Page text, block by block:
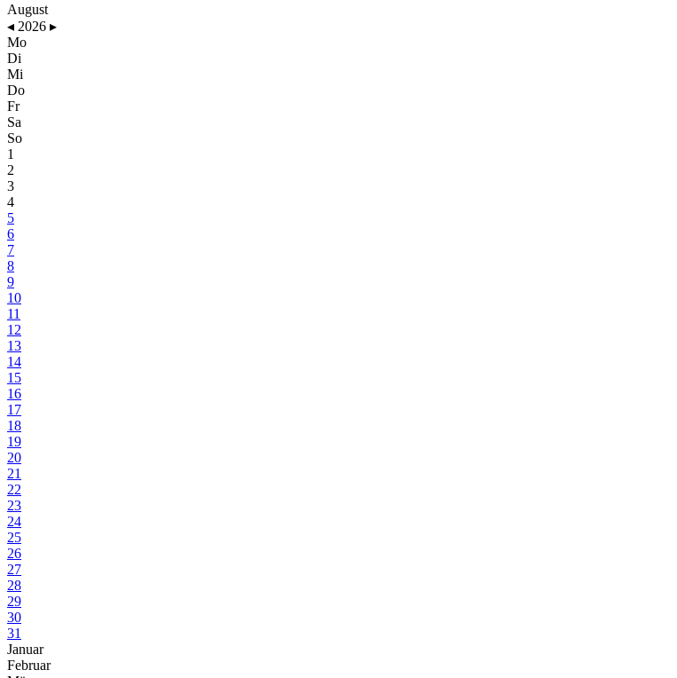
August
◂ 2026 ▸
Mo
Di
Mi
Do
Fr
Sa
So
1
2
3
4
5
6
7
8
9
10
11
12
13
14
15
16
17
18
19
20
21
22
23
24
25
26
27
28
29
30
31
Januar
Februar